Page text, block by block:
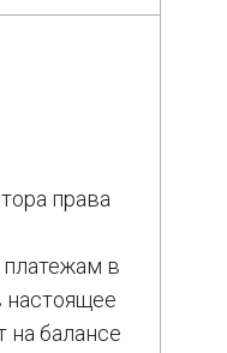
права
в
настоящее
на балансе